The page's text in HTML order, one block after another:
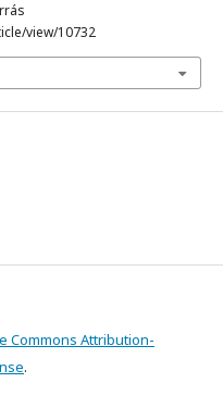
view/10732
Commons Attribution-
.